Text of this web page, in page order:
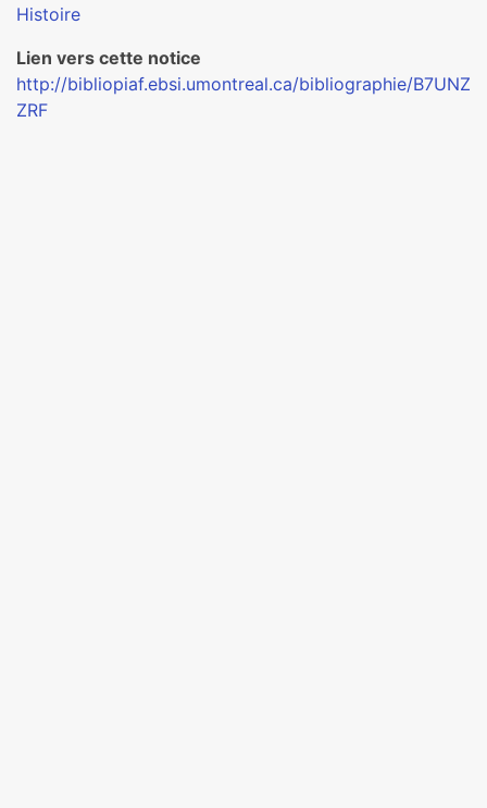
Histoire
Lien vers cette notice
http://bibliopiaf.ebsi.umontreal.ca/bibliographie/B7UNZ
ZRF